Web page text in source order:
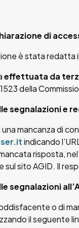
di
è stata redatta il
effettuata da
della
segnalazioni e
mancanza di
indicando
risposta,
sul sito AGID. Il
segnalazioni
o di
il seguente